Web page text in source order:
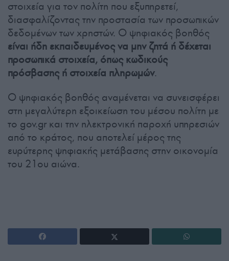
στοιχεία για τον πολίτη που εξυπηρετεί,
διασφαλίζοντας την προστασία των προσωπικών
δεδομένων των χρηστών. Ο ψηφιακός βοηθός
είναι ήδη εκπαιδευμένος να μην ζητά ή δέχεται
προσωπικά στοιχεία, όπως κωδικούς
πρόσβασης ή στοιχεία πληρωμών.
Ο ψηφιακός βοηθός αναμένεται να συνεισφέρει
στη μεγαλύτερη εξοικείωση του μέσου πολίτη με
το gov.gr και την ηλεκτρονική παροχή υπηρεσιών
από το κράτος, που αποτελεί μέρος της
ευρύτερης ψηφιακής μετάβασης στην οικονομία
του 21ου αιώνα.